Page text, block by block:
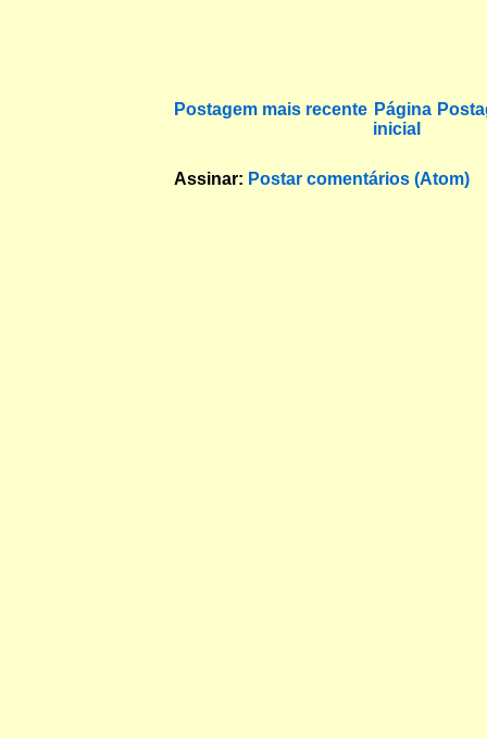
Postagem mais recente Página
inicial
Assinar: Postar comentários (Atom)